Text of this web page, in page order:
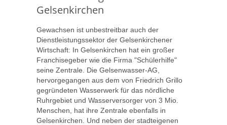
Gelsenkirchen
Gewachsen ist unbestreitbar auch der
Dienstleistungssektor der Gelsenkirchener
Wirtschaft: In Gelsenkirchen hat ein großer
Franchisegeber wie die Firma "Schülerhilfe"
seine Zentrale. Die Gelsenwasser-AG,
hervorgegangen aus dem von Friedrich Grillo
gegründeten Wasserwerk für das nördliche
Ruhrgebiet und Wasserversorger von 3 Mio.
Menschen, hat ihre Zentrale ebenfalls in
Gelsenkirchen. Und neben der stadteigenen